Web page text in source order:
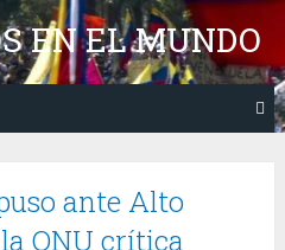
EN EL MUNDO
ante Alto
ONU crítica